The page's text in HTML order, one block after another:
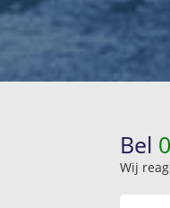
Bel
Wij